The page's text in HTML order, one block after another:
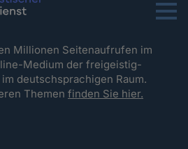
Menu
Millionen Seitenaufrufen im
Medium der freigeistig-
deutschsprachigen Raum.
Themenfinden Sie hier.